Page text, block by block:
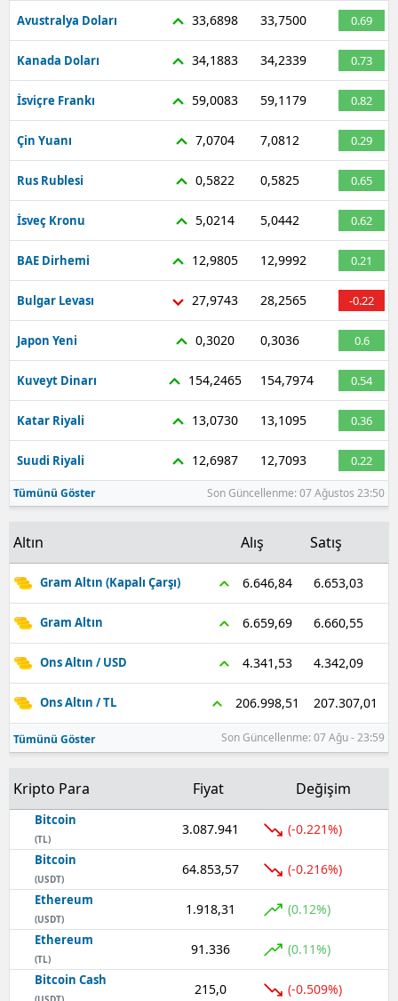
Erzincan
Erzurum
Eskişehir
Gaziantep
Giresun
Gümüşhane
Hakkari
Hatay
Isparta
İstanbul
İzmir
Kars
Kastamonu
Kocaeli
Konya
Kütahya
Malatya
Manisa
Kahramanmaraş
Mardin
Muğla
Nevşehir
Avustralya Doları 33,6898 33,7500 0.69
Kanada Doları 34,1883 34,2339 0.73
İsviçre Frankı 59,0083 59,1179 0.82
Çin Yuanı 7,0704 7,0812 0.29
Rus Rublesi 0,5822 0,5825 0.65
İsveç Kronu 5,0214 5,0442 0.62
BAE Dirhemi 12,9805 12,9992 0.21
Bulgar Levası 27,9743 28,2565 -0.22
Japon Yeni 0,3020 0,3036 0.6
Kuveyt Dinarı 154,2465 154,7974 0.54
Katar Riyali 13,0730 13,1095 0.36
Suudi Riyali 12,6987 12,7093 0.22
Tümünü Göster Son Güncellenme: 07 Ağustos 23:50
Altın Alış Satış
Gram Altın (Kapalı Çarşı) 6.646,84 6.653,03
Gram Altın 6.659,69 6.660,55
Ons Altın / USD 4.341,53 4.342,09
Ons Altın / TL 206.998,51 207.307,01
Tümünü Göster Son Güncellenme: 07 Ağu - 23:59
Kripto Para Fiyat Değişim
Bitcoin
(TL)
3.087.941 (-0.221%)
Bitcoin
(USDT)
64.853,57 (-0.216%)
Ethereum
(USDT)
1.918,31 (0.12%)
Ethereum
(TL)
91.336 (0.11%)
Bitcoin Cash
215,0 (-0.509%)